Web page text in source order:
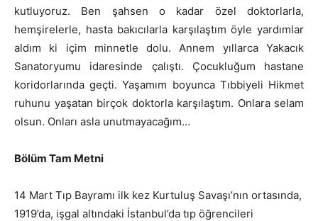
kutluyoruz. Ben şahsen o kadar özel doktorlarla,
hemşirelerle, hasta bakıcılarla karşılaştım öyle yardımlar
aldım ki içim minnetle dolu. Annem yıllarca Yakacık
Sanatoryumu idaresinde çalıştı. Çocukluğum hastane
koridorlarında geçti. Yaşamım boyunca Tıbbiyeli Hikmet
ruhunu yaşatan birçok doktorla karşılaştım. Onlara selam
olsun. Onları asla unutmayacağım…
Bölüm Tam Metni
14 Mart Tıp Bayramı ilk kez Kurtuluş Savaşı’nın ortasında,
1919’da, işgal altındaki İstanbul’da tıp öğrencileri